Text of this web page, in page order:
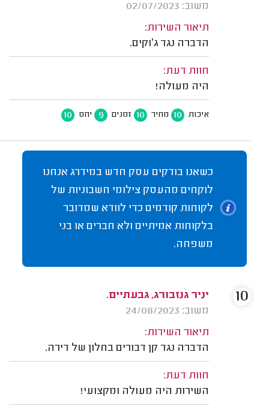
משוב: 02/07/2023
תיאור השירות:
הדברה נגד ג׳וקים.
חוות דעת:
היה מעולה!
איכות 10 מחיר 10 זמנים 9 יחס 10
כשאנו בודקים עסק חדש במידרג אנחנו
לוקחים מהעסק צילומי חשבוניות של
לקוחות קודמים כדי לוודא שמדובר
בלקוחות אמיתיים ולא חברים או בני
משפחה.
יניר גנזבורג, גבעתיים.
משוב: 24/08/2023
תיאור השירות:
הדברה נגד קן דבורים בחלון של דירה.
חוות דעת:
השירות היה מעולה ומקצועי!
10